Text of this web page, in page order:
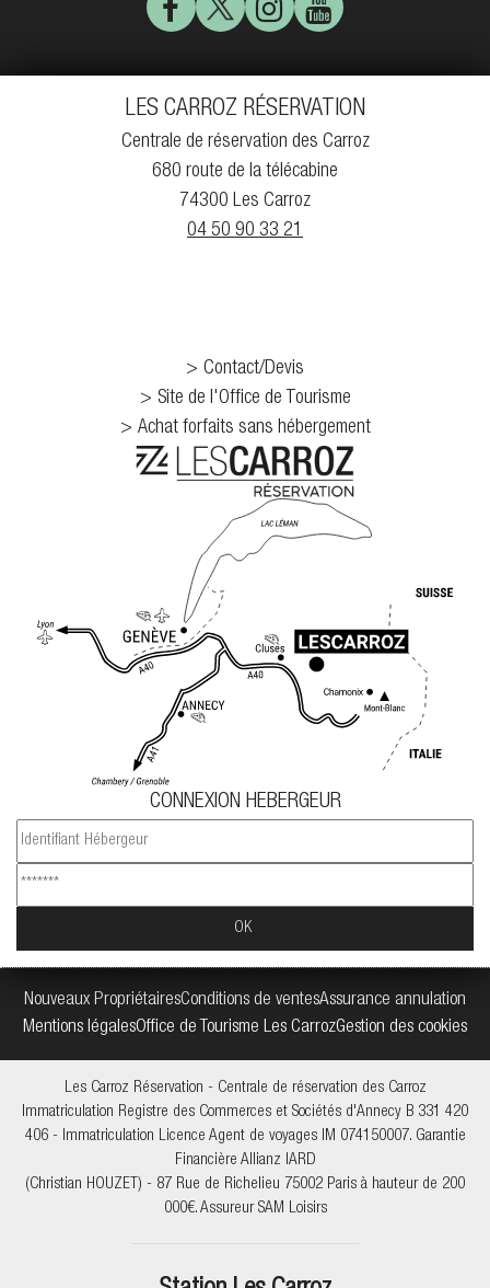
LES CARROZ RÉSERVATION
Centrale de réservation des Carroz
680 route de la télécabine
74300 Les Carroz
04 50 90 33 21
Contact/Devis
Site de l'Office de Tourisme
Achat forfaits sans hébergement
CONNEXION HEBERGEUR
Nouveaux PropriétairesConditions de ventesAssurance annulation
Mentions légalesOffice de Tourisme Les CarrozGestion des cookies
Les Carroz Réservation - Centrale de réservation des Carroz
Immatriculation Registre des Commerces et Sociétés d'Annecy B 331 420
406 - Immatriculation Licence Agent de voyages IM 074150007. Garantie
Financière Allianz IARD
(Christian HOUZET) - 87 Rue de Richelieu 75002 Paris à hauteur de 200
000€. Assureur SAM Loisirs